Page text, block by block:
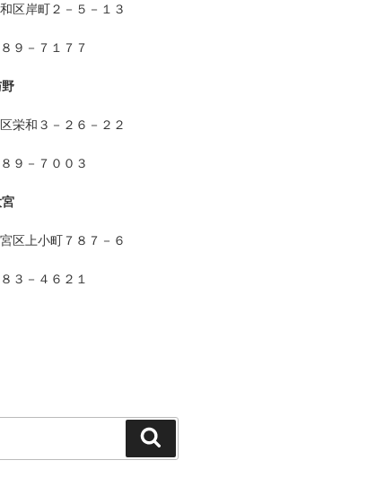
区岸町２－５－１３
９－７１７７
栄和３－２６－２２
９－７００３
区上小町７８７－６
３－４６２１
索